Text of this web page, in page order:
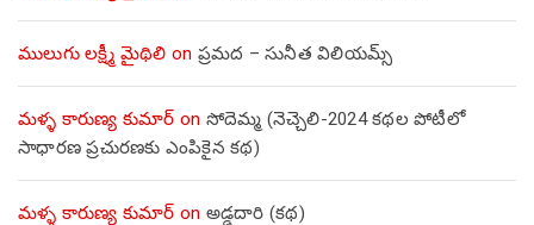
ములుగు లక్ష్మీ మైథిలి on ప్రమద – సునీత విలియమ్స్
మళ్ళ కారుణ్య కుమార్ on సోదెమ్మ (నెచ్చెలి-2024 కథల పోటీలో
సాధారణ ప్రచురణకు ఎంపికైన కథ)
మళ్ళ కారుణ్య కుమార్ on అడ్డదారి (కథ)